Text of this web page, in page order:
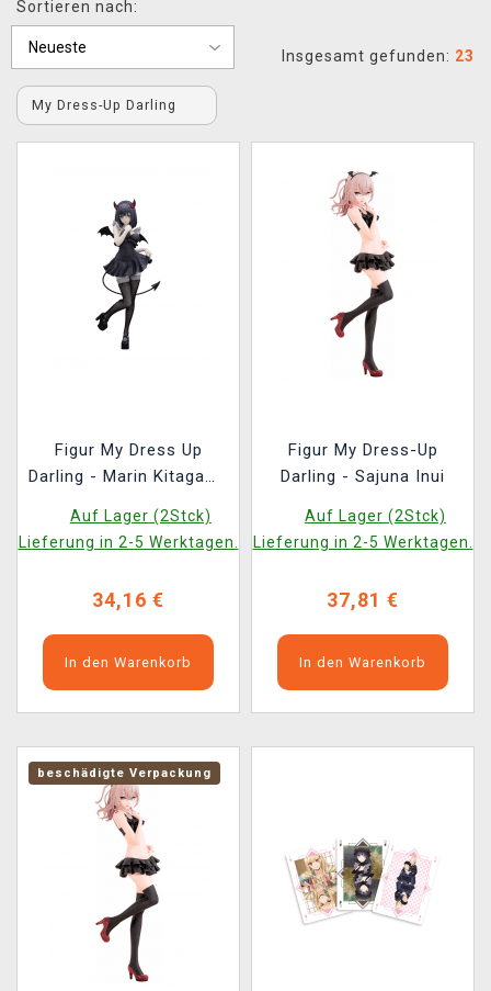
XZONE CLUB
Sortieren nach:
Insgesamt gefunden: 23
My Dress-Up Darling
Figur My Dress Up
Darling - Marin Kitagawa
(FuRyu)
Auf Lager (2Stck)
Lieferung in 2-5 Werktagen.
34,16 €
In den Warenkorb
Figur My Dress-Up
Darling - Sajuna Inui
Auf Lager (2Stck)
Lieferung in 2-5 Werktagen.
37,81 €
In den Warenkorb
beschädigte Verpackung